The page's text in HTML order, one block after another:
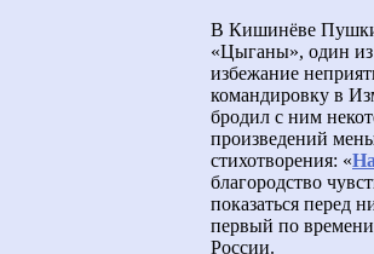
В Кишинёве
«Цыганы», один из
избежание
командировку в
бродил с ним
произведений
стихотворения: «
благородство
показаться перед
первый по
России.